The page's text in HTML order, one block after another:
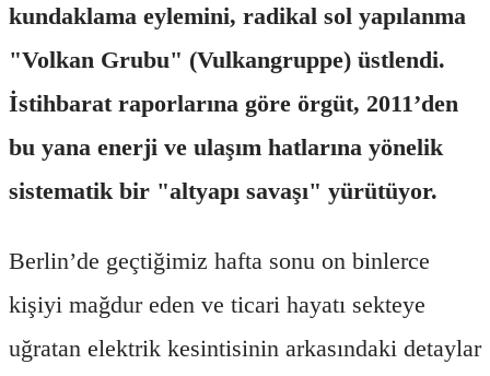
kundaklama eylemini, radikal sol yapılanma
"Volkan Grubu" (Vulkangruppe) üstlendi.
İstihbarat raporlarına göre örgüt, 2011’den
bu yana enerji ve ulaşım hatlarına yönelik
sistematik bir "altyapı savaşı" yürütüyor.
Berlin’de geçtiğimiz hafta sonu on binlerce
kişiyi mağdur eden ve ticari hayatı sekteye
uğratan elektrik kesintisinin arkasındaki detaylar